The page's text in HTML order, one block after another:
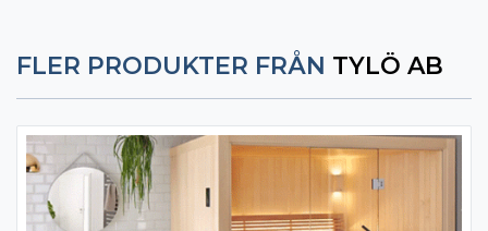
FLER PRODUKTER FRÅN TYLÖ AB